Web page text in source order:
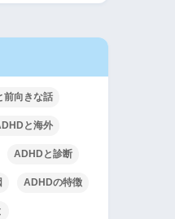
前向きな話
と海外
ADHDと診断
ADHDの特徴